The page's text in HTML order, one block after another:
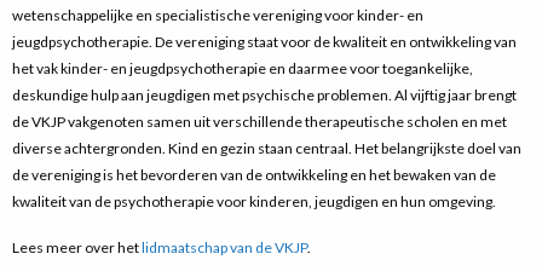
wetenschappelijke en specialistische vereniging voor kinder- en
jeugdpsychotherapie. De vereniging staat voor de kwaliteit en ontwikkeling van
het vak kinder- en jeugdpsychotherapie en daarmee voor toegankelijke,
deskundige hulp aan jeugdigen met psychische problemen. Al vijftig jaar brengt
de VKJP vakgenoten samen uit verschillende therapeutische scholen en met
diverse achtergronden. Kind en gezin staan centraal. Het belangrijkste doel van
de vereniging is het bevorderen van de ontwikkeling en het bewaken van de
kwaliteit van de psychotherapie voor kinderen, jeugdigen en hun omgeving.
Lees meer over hetlidmaatschap van de VKJP.